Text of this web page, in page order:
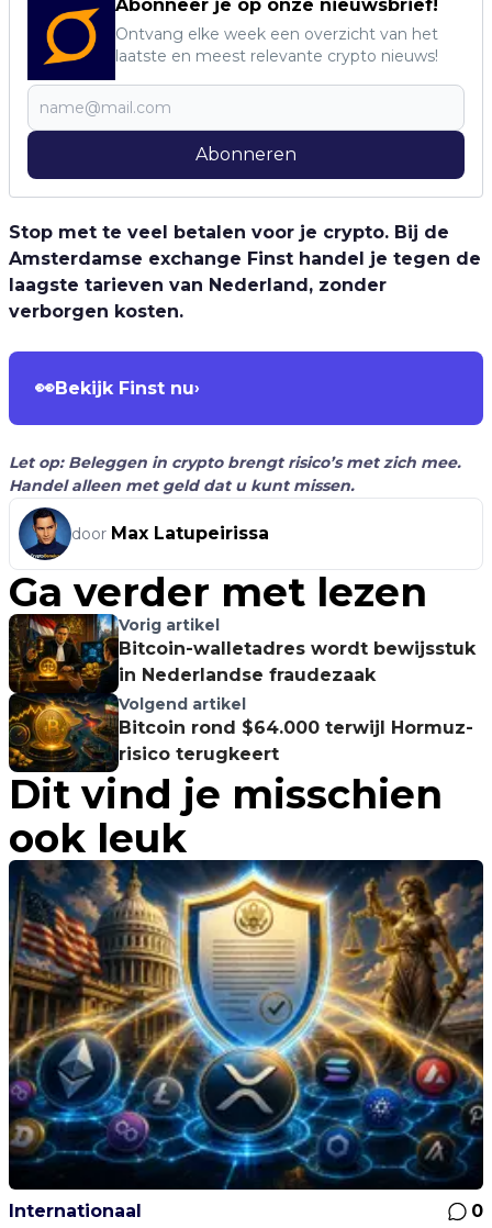
Abonneer je op onze nieuwsbrief!
Ontvang elke week een overzicht van het
laatste en meest relevante crypto nieuws!
Abonneren
Stop met te veel betalen voor je crypto. Bij de
Amsterdamse exchange Finst handel je tegen de
laagste tarieven van Nederland, zonder
verborgen kosten.
👀Bekijk Finst nu›
Let op: Beleggen in crypto brengt risico’s met zich mee.
Handel alleen met geld dat u kunt missen.
door Max Latupeirissa
Ga verder met lezen
Vorig artikel
Bitcoin-walletadres wordt bewijsstuk
in Nederlandse fraudezaak
Volgend artikel
Bitcoin rond $64.000 terwijl Hormuz-
risico terugkeert
Dit vind je misschien
ook leuk
Internationaal
0